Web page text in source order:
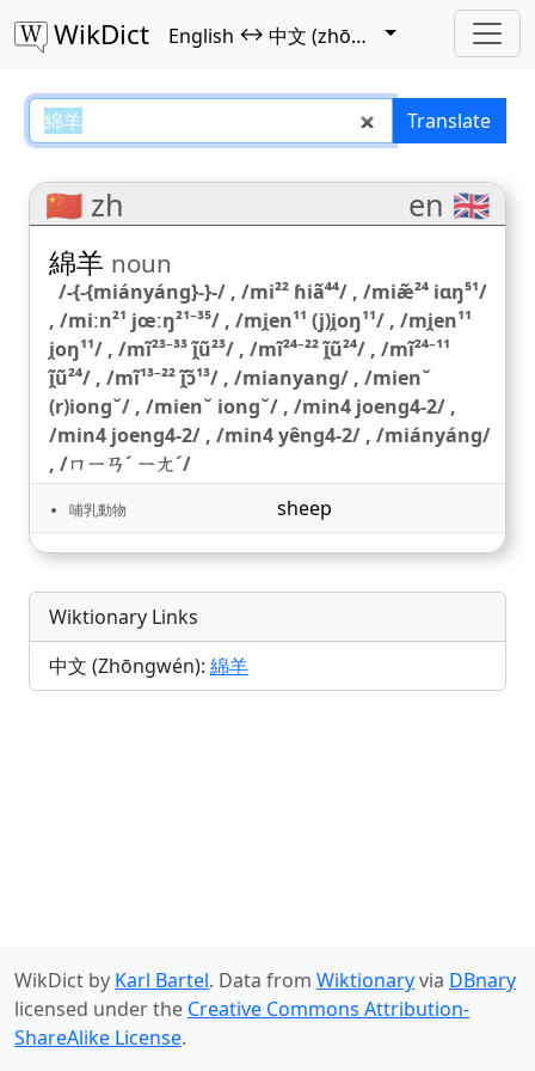
WikDict English ↔ 中文 (zhōngwén)
綿羊 – English–中文 Translate
🇨🇳 zh en 🇬🇧
綿羊 noun
/-{-{miányáng}-}-/ , /mi²² ɦiã⁴⁴/ , /miæ̃²⁴ iɑŋ⁵¹/
, /miːn²¹ jœːŋ²¹⁻³⁵/ , /mi̯en¹¹ (j)i̯oŋ¹¹/ , /mi̯en¹¹
i̯oŋ¹¹/ , /mĩ²³⁻³³ ĩ̯ũ²³/ , /mĩ²⁴⁻²² ĩ̯ũ²⁴/ , /mĩ²⁴⁻¹¹
ĩ̯ũ²⁴/ , /mĩ¹³⁻²² ĩ̯ɔ̃¹³/ , /mianyang/ , /mienˇ
(r)iongˇ/ , /mienˇ iongˇ/ , /min4 joeng4-2/ ,
/min4 joeng4-2/ , /min4 yêng4-2/ , /miányáng/
, /ㄇㄧㄢˊ ㄧㄤˊ/
哺乳動物 sheep
Wiktionary Links
中文 (Zhōngwén): 綿羊
WikDict by Karl Bartel. Data from Wiktionaryvia DBnary
licensed under the Creative Commons Attribution-
ShareAlike License.